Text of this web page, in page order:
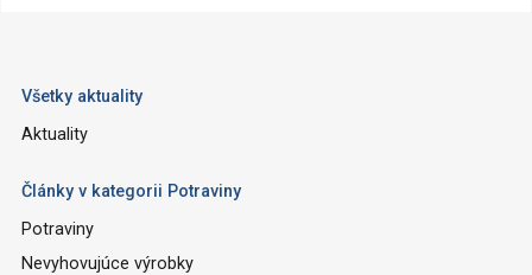
Všetky aktuality
Aktuality
Články v kategorii Potraviny
Potraviny
Nevyhovujúce výrobky